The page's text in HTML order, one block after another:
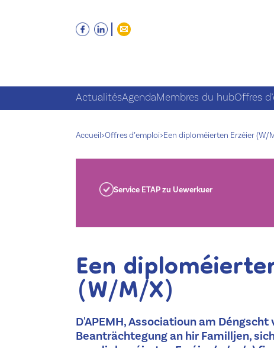
ActualitésAgendaMembres du hubOffres
Accueil>Offres d’emploi>Een diploméierten Erzéier (W/
Service ETAP zu Uewerkuer
Een
(W/M/X)
D'APEMH, Associatioun am
Beanträchtegung an hir Familljen,